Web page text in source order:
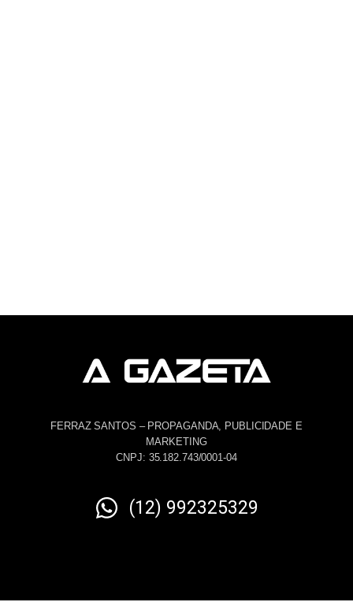
FERRAZ SANTOS – PROPAGANDA, PUBLICIDADE E
MARKETING
CNPJ: 35.182.743/0001-04
(12) 992325329